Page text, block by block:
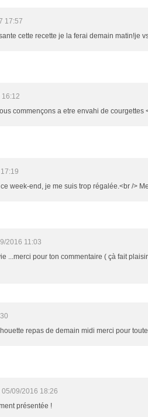
17:57
cette recette je la ferai demain matin!je
commençons a etre envahi de
week-end, je me suis trop régalée.<br />
2016 11:03
...merci pour ton commentaire ( çà fait
repas de demain midi merci pour
05/09/2016 18:26
présentée !